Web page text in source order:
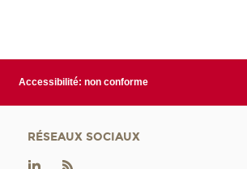
Accessibilité: non conforme
RÉSEAUX SOCIAUX